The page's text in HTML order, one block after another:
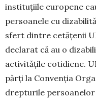
instituțiile europene
persoanele cu
sfert dintre cetățenii
declarat că au o
activitățile cotidiene.
părți la Con­ven­ția
drepturile persoanelor